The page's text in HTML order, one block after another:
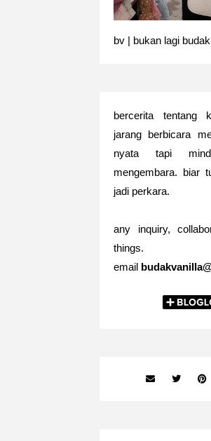
bv | bukan lagi budak
bercerita tentang
jarang berbicara
nyata tapi
mengembara. biar
jadi perkara.
any inquiry,
things.
email